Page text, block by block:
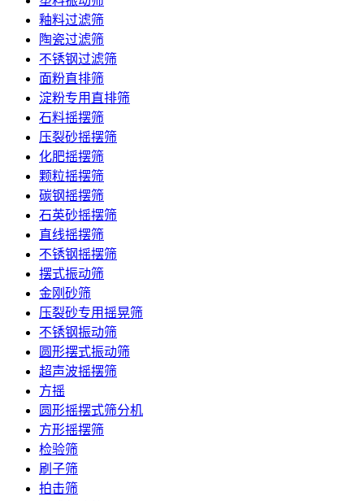
釉料过滤筛
陶瓷过滤筛
不锈钢过滤筛
面粉直排筛
淀粉专用直排筛
石料摇摆筛
压裂砂摇摆筛
化肥摇摆筛
颗粒摇摆筛
碳钢摇摆筛
石英砂摇摆筛
直线摇摆筛
不锈钢摇摆筛
摆式振动筛
金刚砂筛
压裂砂专用摇晃筛
不锈钢振动筛
圆形摆式振动筛
超声波摇摆筛
方摇
圆形摇摆式筛分机
方形摇摆筛
检验筛
刷子筛
拍击筛